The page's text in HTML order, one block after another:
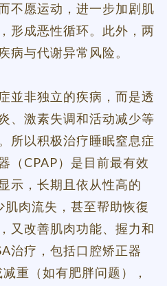
不愿运动，进一步加剧肌
形成恶性循环。此外，两
病与代谢异常风险。
並非独立的疾病，而是透
、激素失调和活动减少等
所以积极治疗睡眠窒息症
（CPAP）是目前最有效
示，长期且依从性高的
肌肉流失，甚至帮助恢復
又改善肌肉功能、握力和
治疗，包括口腔矫正器
重（如有肥胖问题），